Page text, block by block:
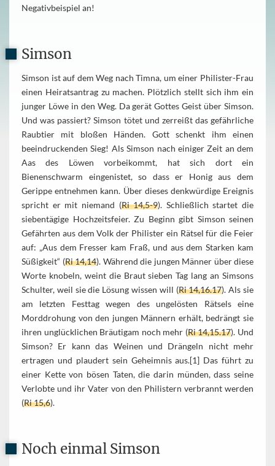
Negativbeispiel an!
Simson
Simson ist auf dem Weg nach Timna, um einer Philister-Frau
einen Heiratsantrag zu machen. Plötzlich stellt sich ihm ein
junger Löwe in den Weg. Da gerät Gottes Geist über Simson.
Und was passiert? Simson tötet und zerreißt das gefährliche
Raubtier mit bloßen Händen. Gott schenkt ihm einen
beeindruckenden Sieg! Als Simson nach einiger Zeit an dem
Aas des Löwen vorbeikommt, hat sich dort ein
Bienenschwarm eingenistet, so dass er Honig aus dem
Gerippe entnehmen kann. Über dieses denkwürdige Ereignis
spricht er mit niemand (Ri 14,5-9). Schließlich startet die
siebentägige Hochzeitsfeier. Zu Beginn gibt Simson seinen
Gefährten aus dem Volk der Philister ein Rätsel für die Feier
auf: „Aus dem Fresser kam Fraß, und aus dem Starken kam
Süßigkeit“ (Ri 14,14). Während die jungen Männer über diese
Worte knobeln, weint die Braut sieben Tag lang an Simsons
Schulter, weil sie die Lösung wissen will (Ri 14,16.17). Als sie
am letzten Festtag wegen des ungelösten Rätsels eine
Morddrohung von den jungen Männern erhält, bedrängt sie
ihren unglücklichen Bräutigam noch mehr (Ri 14,15.17). Und
Simson? Er kann das Weinen und Drängeln nicht mehr
ertragen und plaudert sein Geheimnis aus.[1] Das führt zu
einer Kette von bösen Taten, die darin münden, dass seine
Verlobte und ihr Vater von den Philistern verbrannt werden
(Ri 15,6).
Noch einmal Simson